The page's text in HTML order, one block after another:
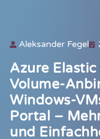
Aleksander Fegel
Azure
Volume-
Windows-
Portal –
und